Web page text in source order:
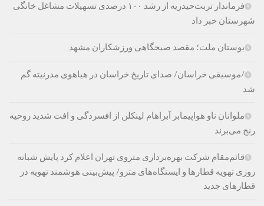
فرماندار تربت‌حیدریه از رشد ۱۰۰ درصدی تسهیلات مشاغل خانگی
شهرستان خبر داد
بوستان ملت؛ مقصد صبحگاهی ورزشکاران مشهد
/موسیقی خراسان/ صدای تاریخ خراسان در هیاهوی مدرنیته گم
شد
ملوانان ناو هواپیمابر آبراهام لینکلن از افسردگی و افت شدید روحیه
رنج می‌برند
قائم‌مقام شرکت بهره‌برداری متروی تهران اعلام کرد پایش شبانه
روزی تهویه قطارها و ایستگاه‌های مترو/ پیش‌بینی هوشمند تهویه در
قطارهای جدید